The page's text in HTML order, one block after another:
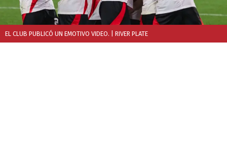
EL CLUB PUBLICÓ UN EMOTIVO VIDEO. | RIVER PLATE